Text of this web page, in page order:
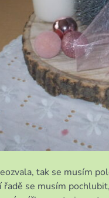
tak se musím
se musím